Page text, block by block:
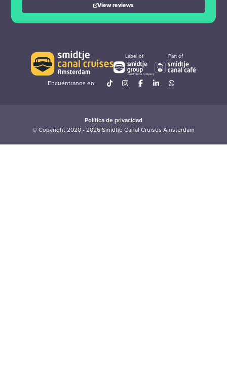
View reviews
Label of Part of
Encuéntranos en:
Política de privacidad
© Copyright 2020 - 2026 Smidtje Canal Cruises Amsterdam